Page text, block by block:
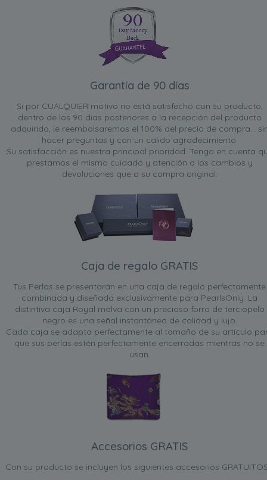
Garantía de 90 días
Si por CUALQUIER motivo no está satisfecho con su producto,
dentro de los 90 días posteriores a la recepción del producto
adquirido, le reembolsaremos el 100% del precio de compra...
hacer preguntas y con un cálido agradecimiento.
Su satisfacción es nuestra principal prioridad. Tenga en cuenta
prestamos el mismo cuidado y atención a los cambios y
devoluciones que a su compra original.
Caja de regalo GRATIS
Tus Perlas se presentarán en una caja de regalo perfectamente
combinada y diseñada exclusivamente para PearlsOnly. La
distintiva caja Royal malva con un precioso forro de terciopelo
negro es una señal instantánea de calidad y lujo.
Cada caja se adapta perfectamente al tamaño de su artículo
que sus perlas estén perfectamente encerradas mientras no se
usan.
Accesorios GRATIS
Con su producto se incluyen los siguientes accesorios